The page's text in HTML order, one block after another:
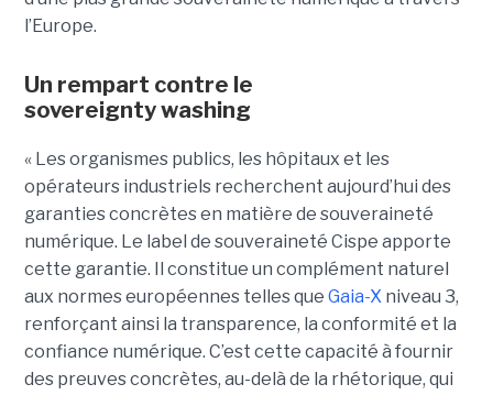
l’Europe.
Un rempart contre le
sovereignty washing
« Les organismes publics, les hôpitaux et les
opérateurs industriels recherchent aujourd’hui des
garanties concrètes en matière de souveraineté
numérique. Le label de souveraineté Cispe apporte
cette garantie. Il constitue un complément naturel
aux normes européennes telles que Gaia-Xniveau 3,
renforçant ainsi la transparence, la conformité et la
confiance numérique. C’est cette capacité à fournir
des preuves concrètes, au-delà de la rhétorique, qui